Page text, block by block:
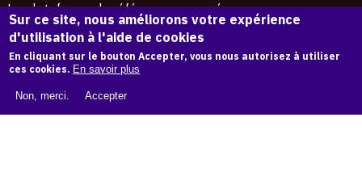
La plateforme de référence pour créer,
conserver et promouvoir l'Histoire de l'Art.
Des catalogues raisonnés aux archives
d'expositions.
43 178 œuvres d'art — 7 586 expositions
Copyright © OAM 2026. Tous droits réservés.
Sur ce site, nous améliorons votre expérience
d'utilisation à l'aide de cookies
En cliquant sur le bouton Accepter, vous nous autorisez à utiliser
ces cookies. En savoir plus
Non, merci. Accepter